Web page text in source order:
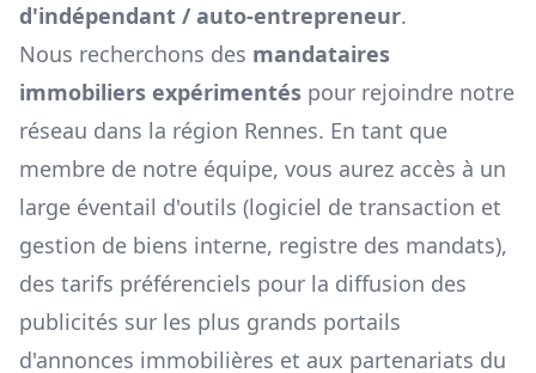
d'indépendant / auto-entrepreneur.
Nous recherchons des mandataires
immobiliers expérimentés pour rejoindre notre
réseau dans la région Rennes. En tant que
membre de notre équipe, vous aurez accès à un
large éventail d'outils (logiciel de transaction et
gestion de biens interne, registre des mandats),
des tarifs préférenciels pour la diffusion des
publicités sur les plus grands portails
d'annonces immobilières et aux partenariats du